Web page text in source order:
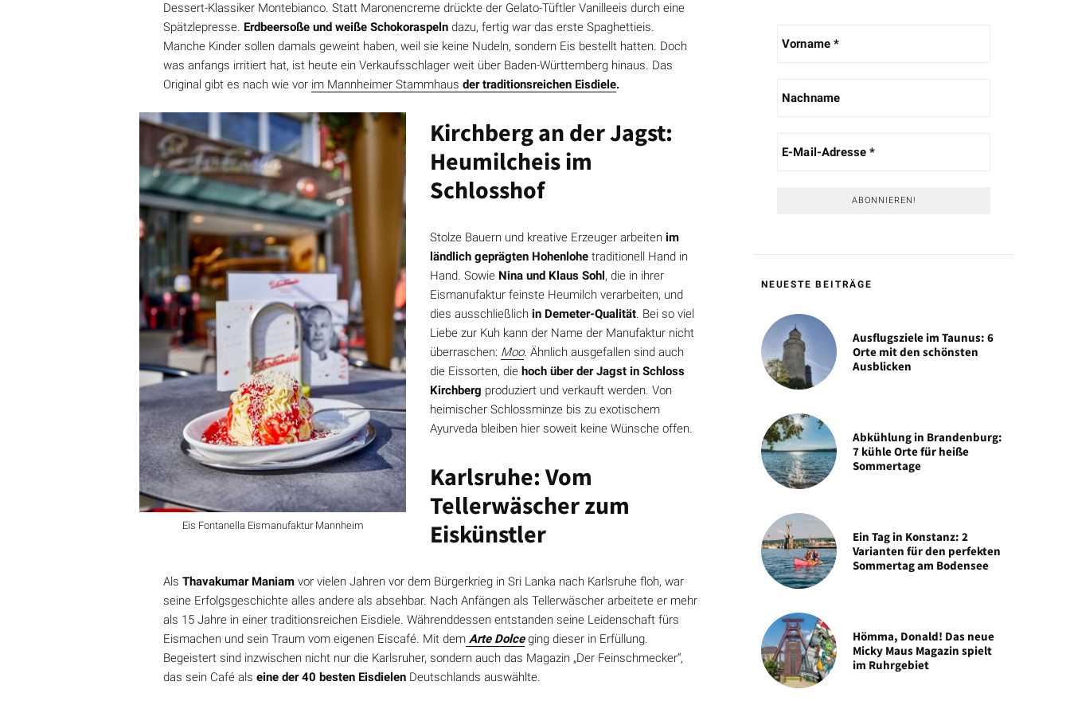
Dessert-Klassiker Montebianco. Statt Maronencreme drückte der Gelato-Tüftler Vanilleeis durch eine
Spätzlepresse. Erdbeersoße und weiße Schokoraspeln dazu, fertig war das erste Spaghettieis.
Manche Kinder sollen damals geweint haben, weil sie keine Nudeln, sondern Eis bestellt hatten. Doch
was anfangs irritiert hat, ist heute ein Verkaufsschlager weit über Baden-Württemberg hinaus. Das
Original gibt es nach wie vor im Mannheimer Stammhaus der traditionsreichen Eisdiele.
Eis Fontanella Eismanufaktur Mannheim
Kirchberg an der Jagst:
Heumilcheis im
Schlosshof
Stolze Bauern und kreative Erzeuger arbeiten im
ländlich geprägten Hohenlohe traditionell Hand in
Hand. Sowie Nina und Klaus Sohl, die in ihrer
Eismanufaktur feinste Heumilch verarbeiten, und
dies ausschließlich in Demeter-Qualität. Bei so viel
Liebe zur Kuh kann der Name der Manufaktur nicht
überraschen: Moo. Ähnlich ausgefallen sind auch
die Eissorten, die hoch über der Jagst in Schloss
Kirchberg produziert und verkauft werden. Von
heimischer Schlossminze bis zu exotischem
Ayurveda bleiben hier soweit keine Wünsche offen.
Karlsruhe: Vom
Tellerwäscher zum
Eiskünstler
Als Thavakumar Maniam vor vielen Jahren vor dem Bürgerkrieg in Sri Lanka nach Karlsruhe floh, war
seine Erfolgsgeschichte alles andere als absehbar. Nach Anfängen als Tellerwäscher arbeitete er mehr
als 15 Jahre in einer traditionsreichen Eisdiele. Währenddessen entstanden seine Leidenschaft fürs
Eismachen und sein Traum vom eigenen Eiscafé. Mit dem Arte Dolce ging dieser in Erfüllung.
Begeistert sind inzwischen nicht nur die Karlsruher, sondern auch das Magazin „Der Feinschmecker“,
das sein Café als eine der 40 besten Eisdielen Deutschlands auswählte.
NEUESTE BEITRÄGE
Ausflugsziele im Taunus: 6
Orte mit den schönsten
Ausblicken
Abkühlung in Brandenburg:
7 kühle Orte für heiße
Sommertage
Ein Tag in Konstanz: 2
Varianten für den perfekten
Sommertag am Bodensee
Hömma, Donald! Das neue
Micky Maus Magazin spielt
im Ruhrgebiet